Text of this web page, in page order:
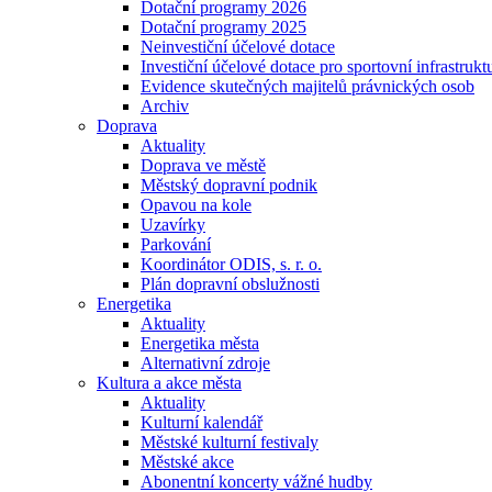
Dotační programy 2026
Dotační programy 2025
Neinvestiční účelové dotace
Investiční účelové dotace pro sportovní
Evidence skutečných majitelů právnických osob
Archiv
Doprava
Aktuality
Doprava ve městě
Městský dopravní podnik
Opavou na kole
Uzavírky
Parkování
Koordinátor ODIS, s. r. o.
Plán dopravní obslužnosti
Energetika
Aktuality
Energetika města
Alternativní zdroje
Kultura a akce města
Aktuality
Kulturní kalendář
Městské kulturní festivaly
Městské akce
Abonentní koncerty vážné hudby